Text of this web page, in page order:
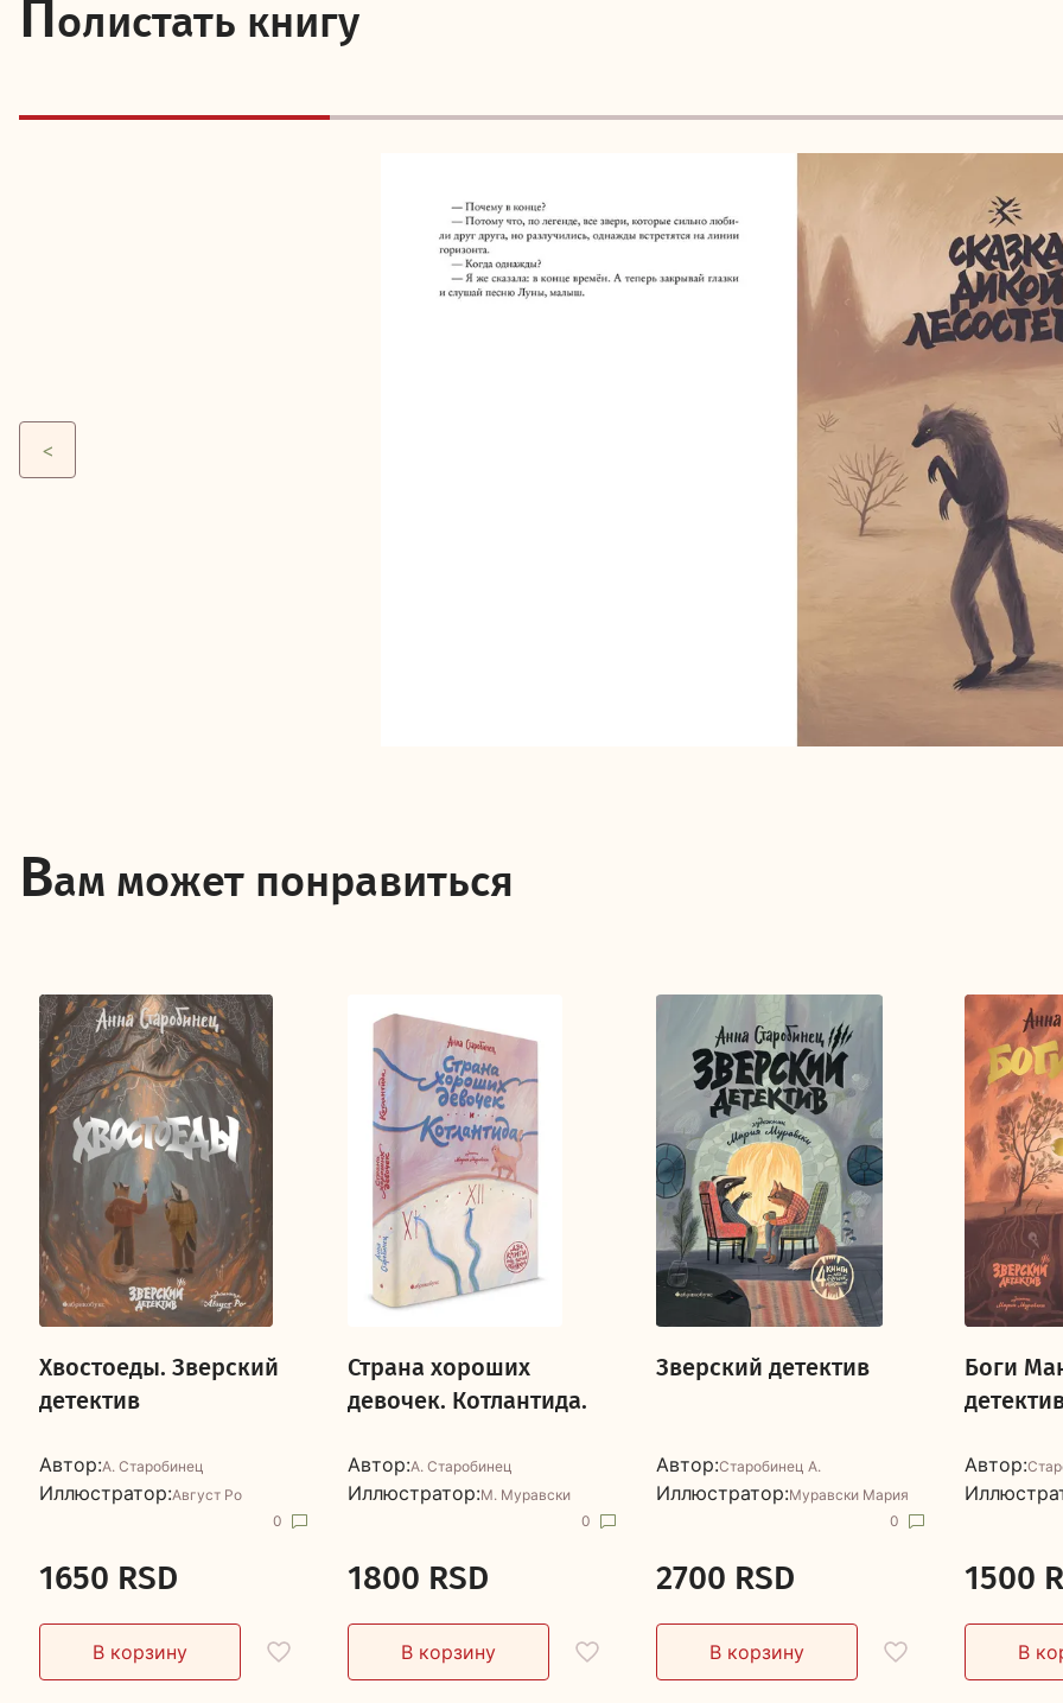
Полистать книгу
Вам может понравиться
Хвостоеды. Зверский
детектив
Автор:А. Старобинец
Иллюстратор:Август Ро
0
1650 RSD
Страна хороших
девочек. Котлантида.
Автор:А. Старобинец
Иллюстратор:М. Муравски
0
1800 RSD
Зверский детектив
Автор:Старобинец А.
Иллюстратор:Муравски Мария
0
2700 RSD
Боги
Автор:
1500